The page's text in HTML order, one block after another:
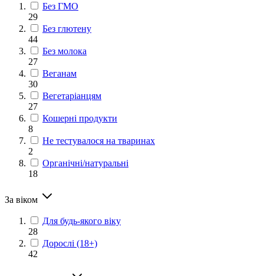
Без ГМО
29
Без глютену
44
Без молока
27
Веганам
30
Вегетаріанцям
27
Кошерні продукти
8
Не тестувалося на тваринах
2
Органічні/натуральні
18
За віком
Для будь-якого віку
28
Дорослі (18+)
42